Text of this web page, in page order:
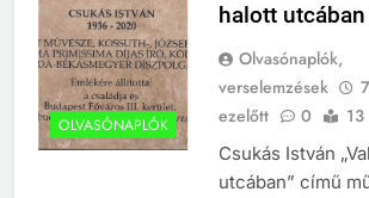
OLVASÓNAPLÓK
halott
Olvasónaplók,
verselemzések
ezelőtt
0
Csukás István
utcában” című